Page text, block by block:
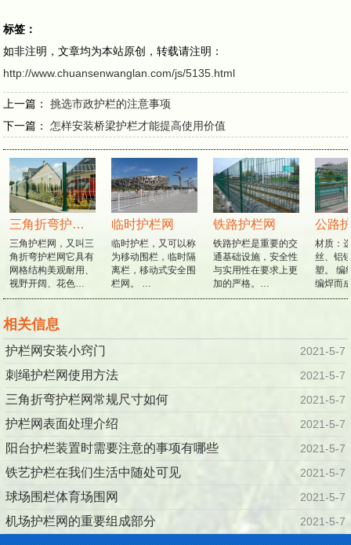
标签：
如非注明，文章均为本站原创，转载请注明：
http://www.chuansenwanglan.com/js/5135.html
上一篇：挑选市政护栏的注意事项
下一篇：怎样安装桥梁护栏才能提高使用价值
三角折弯护栏网
三角护栏网，又叫三
角折弯护栏网它具有
网格结构美观耐用、
视野开阔、花色…
临时护栏网
临时护栏，又可以称
为移动围栏，临时隔
离栏，移动式安全围
栏网。 …
铁路护栏网
铁路护栏是重要的交
通基础设施，安全性
与实用性在要求上更
加的严格。…
公路
材质：
丝、铝
塑。 编
编焊而
相关信息
护栏网安装小窍门 2021-5-7
刺绳护栏网使用方法 2021-5-7
三角折弯护栏网常规尺寸如何 2021-5-7
护栏网表面处理介绍 2021-5-7
阳台护栏装置时需要注意的事项有哪些 2021-5-7
铁艺护栏在我们生活中随处可见 2021-5-7
球场围栏体育场围网 2021-5-7
机场护栏网的重要组成部分 2021-5-7